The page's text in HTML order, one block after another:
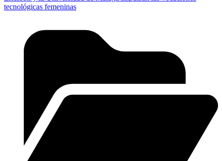
tecnológicas femeninas